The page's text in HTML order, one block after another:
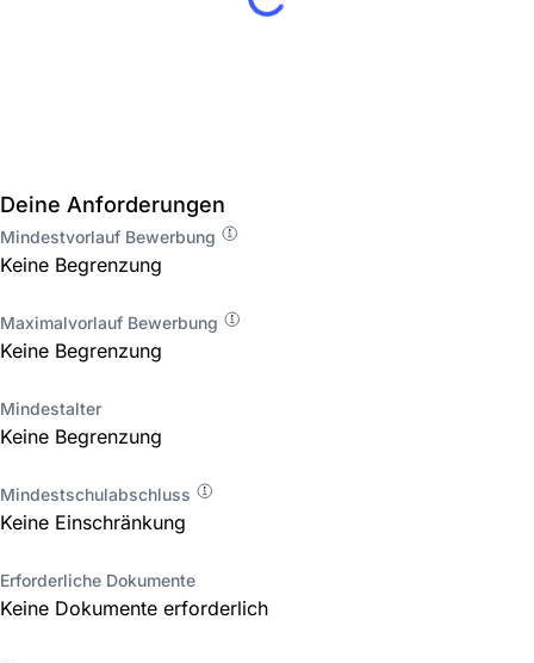
Deine Anforderungen
Mindestvorlauf Bewerbung
Keine Begrenzung
Maximalvorlauf Bewerbung
Keine Begrenzung
Mindestalter
Keine Begrenzung
Mindestschulabschluss
Keine Einschränkung
Erforderliche Dokumente
Keine Dokumente erforderlich